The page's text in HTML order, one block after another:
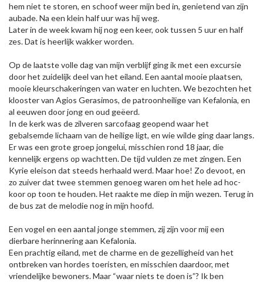
hem niet te storen, en schoof weer mijn bed in, genietend van zijn
aubade. Na een klein half uur was hij weg.
Later in de week kwam hij nog een keer, ook tussen 5 uur en half
zes. Dat is heerlijk wakker worden.
Op de laatste volle dag van mijn verblijf ging ik met een excursie
door het zuidelijk deel van het eiland. Een aantal mooie plaatsen,
mooie kleurschakeringen van water en luchten. We bezochten het
klooster van Agios Gerasimos, de patroonheilige van Kefalonia, en
al eeuwen door jong en oud geëerd.
In de kerk was de zilveren sarcofaag geopend waar het
gebalsemde lichaam van de heilige ligt, en wie wilde ging daar langs.
Er was een grote groep jongelui, misschien rond 18 jaar, die
kennelijk ergens op wachtten. De tijd vulden ze met zingen. Een
Kyrie eleison dat steeds herhaald werd. Maar hoe! Zo devoot, en
zo zuiver dat twee stemmen genoeg waren om het hele ad hoc-
koor op toon te houden. Het raakte me diep in mijn wezen. Terug in
de bus zat de melodie nog in mijn hoofd.
Een vogel en een aantal jonge stemmen, zij zijn voor mij een
dierbare herinnering aan Kefalonia.
Een prachtig eiland, met de charme en de gezelligheid van het
ontbreken van hordes toeristen, en misschien daardoor, met
vriendelijke bewoners. Maar “waar niets te doen is”? Ik ben